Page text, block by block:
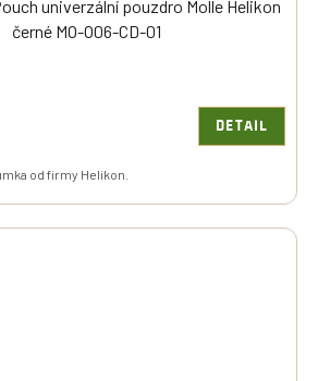
univerzální pouzdro Molle Helikon
černé MO-O06-CD-01
DETAIL
od firmy Helikon.